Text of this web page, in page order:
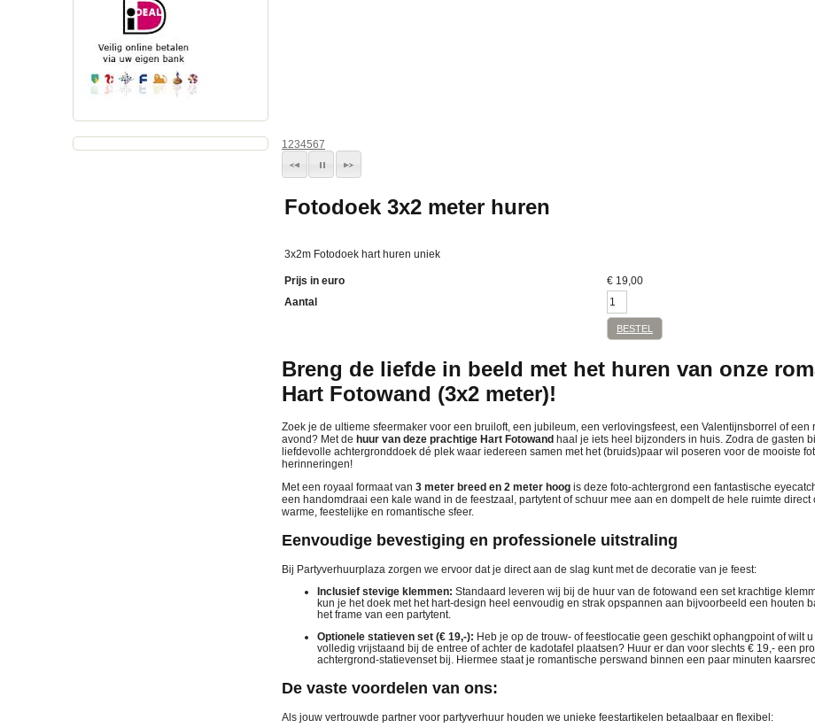
1234567
Fotodoek 3x2 meter huren
3x2m Fotodoek hart huren uniek
Prijs in euro € 19,00
Aantal
BESTEL
Breng de liefde in beeld met het huren van onze
Hart Fotowand (3x2 meter)!
Zoek je de ultieme sfeermaker voor een bruiloft, een jubileum, een verlovingsfeest, een Valentijnsborrel of een
avond? Met de huur van deze prachtige Hart Fotowand haal je iets heel bijzonders in huis. Zodra de gasten
liefdevolle achtergronddoek dé plek waar iedereen samen met het (bruids)paar wil poseren voor de mooiste
herinneringen!
Met een royaal formaat van 3 meter breed en 2 meter hoog is deze foto-achtergrond een fantastische
een handomdraai een kale wand in de feestzaal, partytent of schuur mee aan en dompelt de hele ruimte direct
warme, feestelijke en romantische sfeer.
Eenvoudige bevestiging en professionele uitstraling
Bij Partyverhuurplaza zorgen we ervoor dat je direct aan de slag kunt met de decoratie van je feest:
Inclusief stevige klemmen: Standaard leveren wij bij de huur van de fotowand een set krachtige
kun je het doek met het hart-design heel eenvoudig en strak opspannen aan bijvoorbeeld een houten
het frame van een partytent.
Optionele statieven set (€ 19,-): Heb je op de trouw- of feestlocatie geen geschikt ophangpoint of wilt
volledig vrijstaand bij de entree of achter de kadotafel plaatsen? Huur er dan voor slechts € 19,- een
achtergrond-statievenset bij. Hiermee staat je romantische perswand binnen een paar minuten
De vaste voordelen van ons:
Als jouw vertrouwde partner voor partyverhuur houden we unieke feestartikelen betaalbaar en flexibel: